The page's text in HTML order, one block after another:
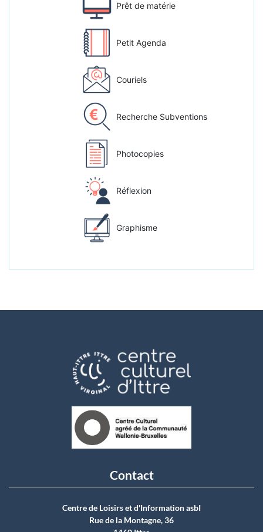
Prêt de matérie
Petit Agenda
Couriels
Recherche Subventions
Photocopies
Réflexion
Graphisme
Contact
Centre de Loisirs et d'Information asbI
Rue de la Montagne, 36